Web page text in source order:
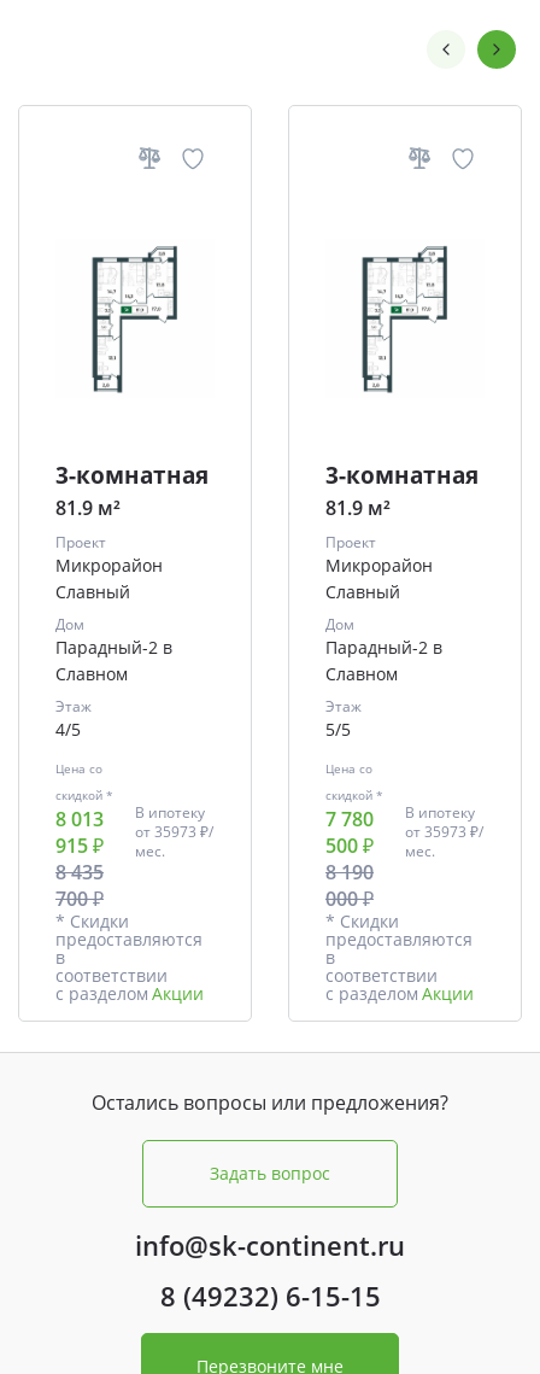
3-комнатная
81.9 м²
Проект
Микрорайон
Славный
Дом
Парадный-2 в
Славном
Этаж
4/5
Цена со
скидкой *
8 013
915 ₽
8 435
700 ₽
В ипотеку
от35973 ₽/
мес.
* Скидки
предоставляются
в
соответствии
с разделом Акции
3-комнатная
81.9 м²
Проект
Микрорайон
Славный
Дом
Парадный-2 в
Славном
Этаж
5/5
Цена со
скидкой *
7 780
500 ₽
8 190
000 ₽
В ипотеку
от35973 ₽/
мес.
* Скидки
предоставляются
в
соответствии
с разделом Акции
Остались вопросы или предложения?
Задать вопрос
info@sk-continent.ru
8 (49232) 6-15-15
Перезвоните мне